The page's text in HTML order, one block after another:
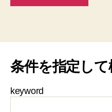
条件を指定して
keyword